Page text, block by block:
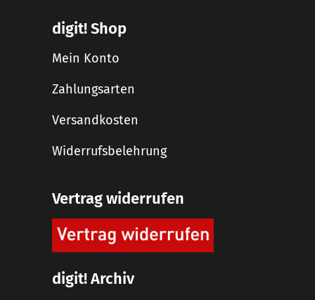
digit! Shop
Mein Konto
Zahlungsarten
Versandkosten
Widerrufsbelehrung
Vertrag widerrufen
digit! Archiv